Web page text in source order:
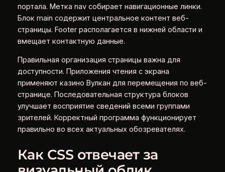
портала. Метка nav собирает навигационные линки.
Блок main содержит центральное контент веб-
страницы. Footer располагается в нижней области и
вмещает контактную данные.
Правильная организация страницы важна для
доступности. Приложения чтения с экрана
применяют казино Вулкан для перемещения по веб-
странице. Последовательная структура блоков
улучшает восприятие сведений всеми группами
зрителей. Корректный программа функционирует
правильно во всех актуальных обозревателях.
Как CSS отвечает за